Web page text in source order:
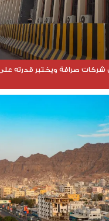
شركات صرافة ويختبر قدرته